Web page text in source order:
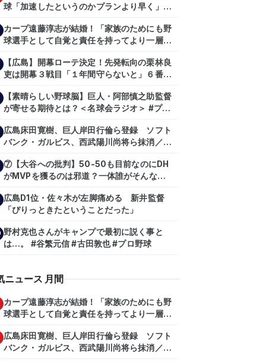
球「加速したというのかプランより早く」自
カープ遠藤淳志が結婚！「家族のためにも野
球選手として自覚と責任を持ってより一層頑
【広島】開幕ローテ決定！先発転向の栗林良
吏は開幕３戦目「１年間守らないと」６番手
【素晴らしい野球脳】巨人・阿部慎之助監督
が寄せる期待とは？＜名球会ラジオ＞ #プロ
山礼都 #泉口友汰 #石井琢朗 #shorts
広島床田寛樹、巨人岸田行倫ら登録 ソフト
バンク・ガルビス、西武陽川尚将ら抹消／２
⑦【大谷への批判】50-50も目前なのにDH
がMVPを獲るのは邪道？一体誰がそんな事
【shoheiohtani】【池田親興】【高橋慶
彦】【広島東洋カープ】【プロ野球】
広島D1位・佐々木が左脚痛める 新井監督
「ぴりっときたということだった」
野村克也さんがキャンプで最初に説く事と
は…。 #谷繁元信 #古田敦也 #プロ野球
ニュース 月間
カープ遠藤淳志が結婚！「家族のためにも野
球選手として自覚と責任を持ってより一層頑
広島床田寛樹、巨人岸田行倫ら登録 ソフト
バンク・ガルビス、西武陽川尚将ら抹消／２